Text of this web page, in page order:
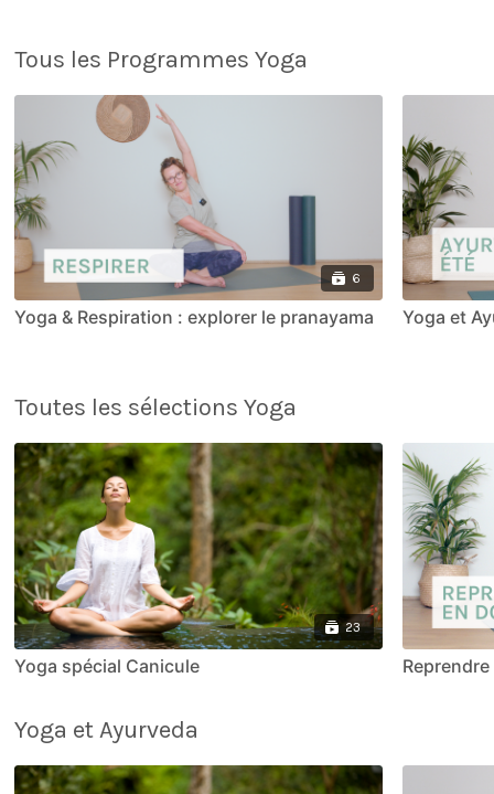
Tous les Programmes Yoga
6
Yoga & Respiration : explorer le pranayama Yoga et
Toutes les sélections Yoga
23
Yoga spécial Canicule
Yoga et Ayurveda